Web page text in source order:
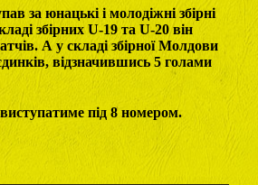
за юнацькі і молодіжні збірні
збірних U-19 та U-20 він
А у складі збірної Молдови
відзначившись 5 голами
під 8 номером.